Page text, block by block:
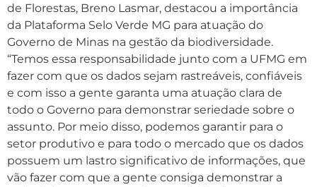
de Florestas, Breno Lasmar, destacou a importância
da Plataforma Selo Verde MG para atuação do
Governo de Minas na gestão da biodiversidade.
“Temos essa responsabilidade junto com a UFMG em
fazer com que os dados sejam rastreáveis, confiáveis
e com isso a gente garanta uma atuação clara de
todo o Governo para demonstrar seriedade sobre o
assunto. Por meio disso, podemos garantir para o
setor produtivo e para todo o mercado que os dados
possuem um lastro significativo de informações, que
vão fazer com que a gente consiga demonstrar a